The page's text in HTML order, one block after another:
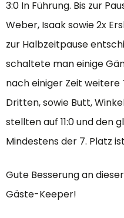
3:0 In Führung. Bis zur
Weber, Isaak sowie 2x
zur Halbzeitpause
schaltete man einige
nach einiger Zeit
Dritten, sowie Butt,
stellten auf 11:0 und den
Mindestens der 7. Platz
Gute Besserung an
Gäste-Keeper!